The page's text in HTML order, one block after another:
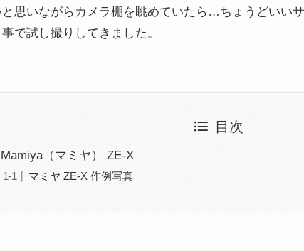
と思いながらカメラ棚を眺めていたら…ちょうどいい
事で試し撮りしてきました。
目次
Mamiya（マミヤ） ZE-X
マミヤ ZE-X 作例写真